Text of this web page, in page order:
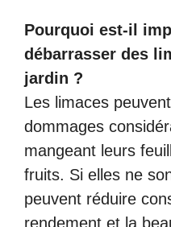
Pourquoi est-il
débarrasser des
jardin ?
Les limaces
dommages
mangeant leurs
fruits. Si elles ne
peuvent réduire
rendement et la